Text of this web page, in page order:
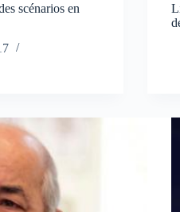
scénarios en